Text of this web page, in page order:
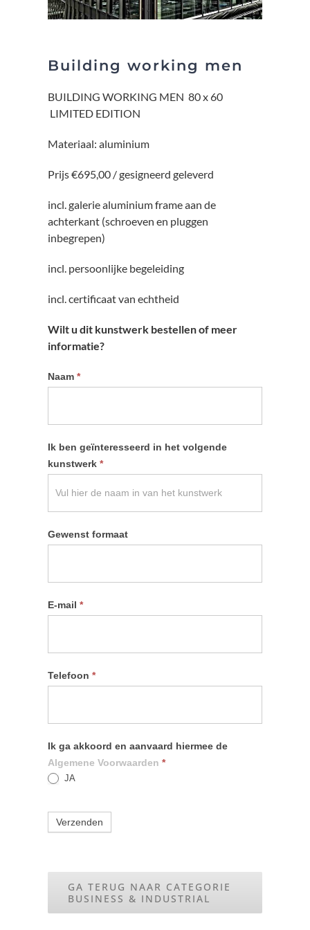
Building working men
BUILDING WORKING MEN 80 x 60
LIMITED EDITION
Materiaal: aluminium
Prijs €695,00 / gesigneerd geleverd
incl. galerie aluminium frame aan de
achterkant (schroeven en pluggen
inbegrepen)
incl. persoonlijke begeleiding
incl. certificaat van echtheid
Wilt u dit kunstwerk bestellen of meer
informatie?
Informatie
Naam *
Ik ben geïnteresseerd in het volgende
kunstwerk *
Gewenst formaat
E-mail *
Telefoon *
Ik ga akkoord en aanvaard hiermee de
Algemene Voorwaarden *
JA
Verzenden
GA TERUG NAAR CATEGORIE
BUSINESS & INDUSTRIAL